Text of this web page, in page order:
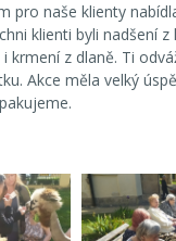
pro naše klienty
klienti byli nadšení
krmení z dlaně. Ti
Akce měla velký